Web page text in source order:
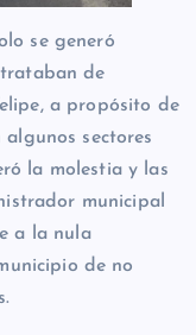
se generó
de
a propósito de
sectores
la molestia y las
municipal
a la nula
de no